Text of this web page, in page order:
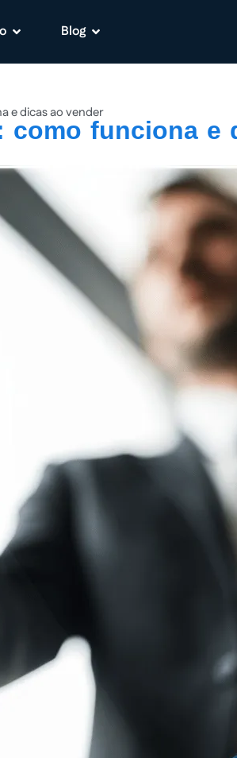
Blog
e dicas ao vender
funciona e